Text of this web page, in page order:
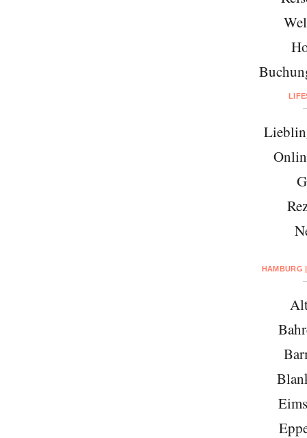
HAMBURG